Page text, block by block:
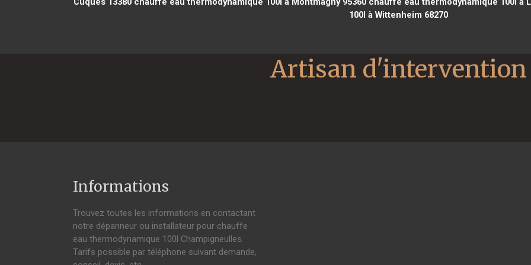
100l à Wittenheim 68270
Informations
Trouvez toutes les informations en contactant
notre dépanneur ou installateur pour chauffe
eau thermodynamique 100l Champigneulles.
Tarifs possible par téléphone suivant demande,
Artisan d'intervention